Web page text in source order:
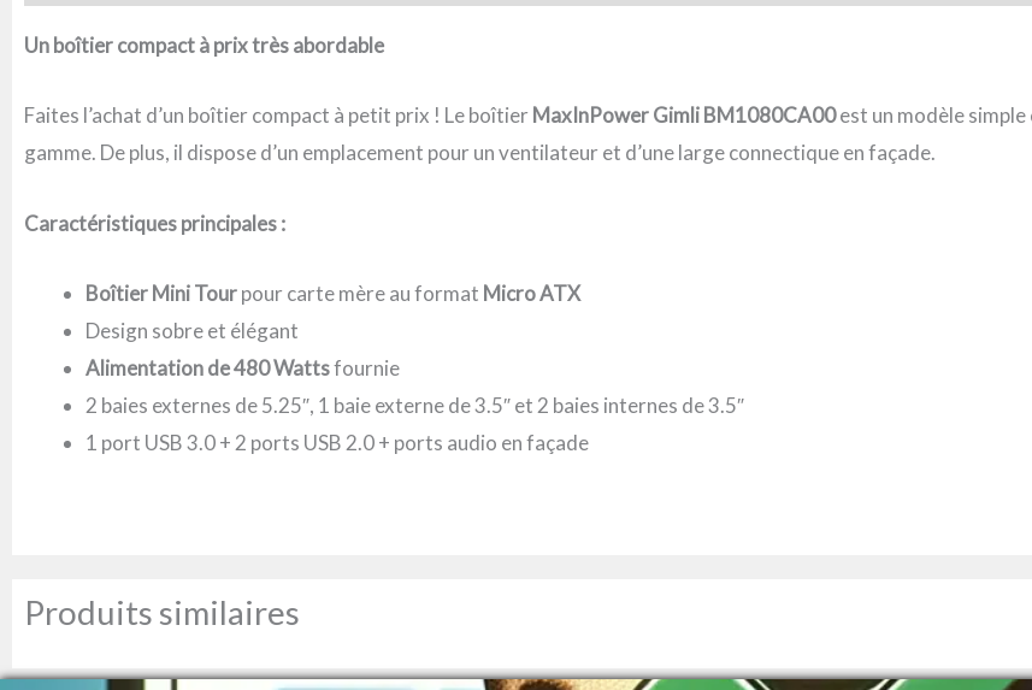
Un boîtier compact à prix très abordable
Faites l’achat d’un boîtier compact à petit prix ! Le boîtier MaxInPower GimliBM1080CA00est un modèle
gamme. De plus, il dispose d’un emplacement pour un ventilateur et d’une large connectique en façade.
Caractéristiques principales :
Boîtier Mini Tourpour carte mère au format Micro ATX
Design sobre et élégant
Alimentation de 480 Wattsfournie
2 baies externes de 5.25″, 1 baie externe de 3.5″ et 2 baies internes de 3.5″
1 port USB 3.0 + 2 ports USB 2.0 + ports audio en façade
Produits similaires